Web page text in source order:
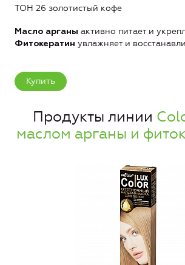
ТОН 26 золотистый кофе
Масло арганы активно питает и
Фитокератин увлажняет и
Купить
Продукты линии
маслом арганы и